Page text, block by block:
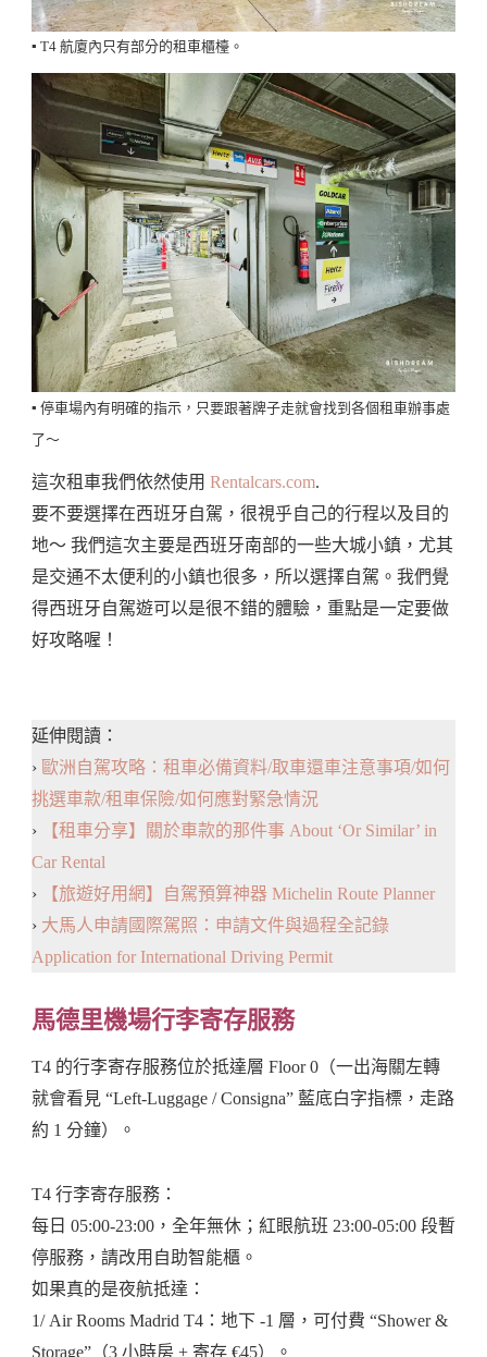
▪️ T4 航廈內只有部分的租車櫃檯。
▪️ 停車場內有明確的指示，只要跟著牌子走就會找到各個租車辦事處
了～
這次租車我們依然使用 Rentalcars.com.
要不要選擇在西班牙自駕，很視乎自己的行程以及目的
地～ 我們這次主要是西班牙南部的一些大城小鎮，尤其
是交通不太便利的小鎮也很多，所以選擇自駕。我們覺
得西班牙自駕遊可以是很不錯的體驗，重點是一定要做
好攻略喔！
延伸閱讀：
› 歐洲自駕攻略：租車必備資料/取車還車注意事項/如何
挑選車款/租車保險/如何應對緊急情況
›
【租車分享】關於車款的那件事 About ‘Or Similar’ in
Car Rental
›
【旅遊好用網】自駕預算神器 Michelin Route Planner
› 大馬人申請國際駕照：申請文件與過程全記錄
Application for International Driving Permit
馬德里機場行李寄存服務
T4 的行李寄存服務位於抵達層 Floor 0（一出海關左轉
就會看見 “Left-Luggage / Consigna” 藍底白字指標，走路
約 1 分鐘）。
T4 行李寄存服務：
每日 05:00-23:00，全年無休；紅眼航班 23:00-05:00 段暫
停服務，請改用自助智能櫃。
如果真的是夜航抵達：
1/ Air Rooms Madrid T4：地下 -1 層，可付費 “Shower &
Storage”（3 小時房 + 寄存 €45）。